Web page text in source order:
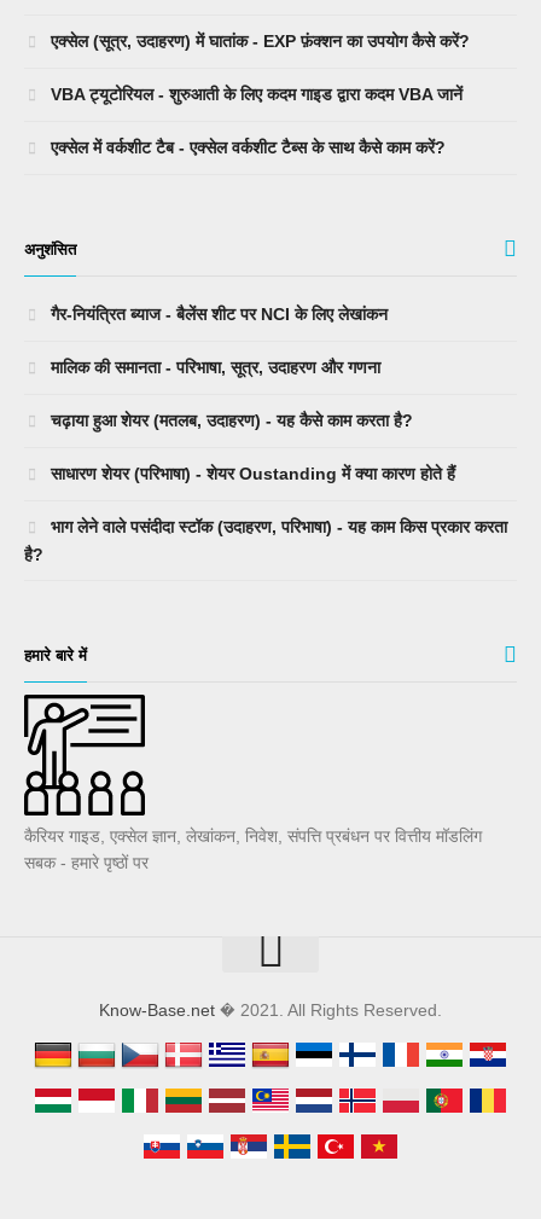
एक्सेल (सूत्र, उदाहरण) में घातांक - EXP फ़ंक्शन का उपयोग कैसे करें?
VBA ट्यूटोरियल - शुरुआती के लिए कदम गाइड द्वारा कदम VBA जानें
एक्सेल में वर्कशीट टैब - एक्सेल वर्कशीट टैब्स के साथ कैसे काम करें?
अनुशंसित
गैर-नियंत्रित ब्याज - बैलेंस शीट पर NCI के लिए लेखांकन
मालिक की समानता - परिभाषा, सूत्र, उदाहरण और गणना
चढ़ाया हुआ शेयर (मतलब, उदाहरण) - यह कैसे काम करता है?
साधारण शेयर (परिभाषा) - शेयर Oustanding में क्या कारण होते हैं
भाग लेने वाले पसंदीदा स्टॉक (उदाहरण, परिभाषा) - यह काम किस प्रकार करता
है?
हमारे बारे में
कैरियर गाइड, एक्सेल ज्ञान, लेखांकन, निवेश, संपत्ति प्रबंधन पर वित्तीय मॉडलिंग
सबक - हमारे पृष्ठों पर
Know-Base.net � 2021. All Rights Reserved.